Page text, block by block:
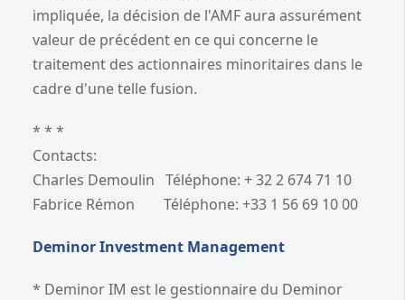
impliquée, la décision de l'AMF aura assurément
valeur de précédent en ce qui concerne le
traitement des actionnaires minoritaires dans le
cadre d'une telle fusion.
* * *
Contacts:
Charles Demoulin Téléphone: + 32 2 674 71 10
Fabrice Rémon Téléphone: +33 1 56 69 10 00
Deminor Investment Management
* Deminor IM est le gestionnaire du Deminor